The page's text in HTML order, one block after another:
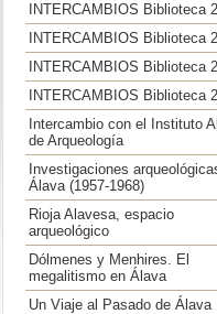
INTERCAMBIOS Biblioteca
INTERCAMBIOS Biblioteca
INTERCAMBIOS Biblioteca
INTERCAMBIOS Biblioteca
Intercambio con el Instituto
de Arqueología
Investigaciones
Álava (1957-1968)
Rioja Alavesa, espacio
arqueológico
Dólmenes y Menhires. El
megalitismo en Álava
Un Viaje al Pasado de Álava